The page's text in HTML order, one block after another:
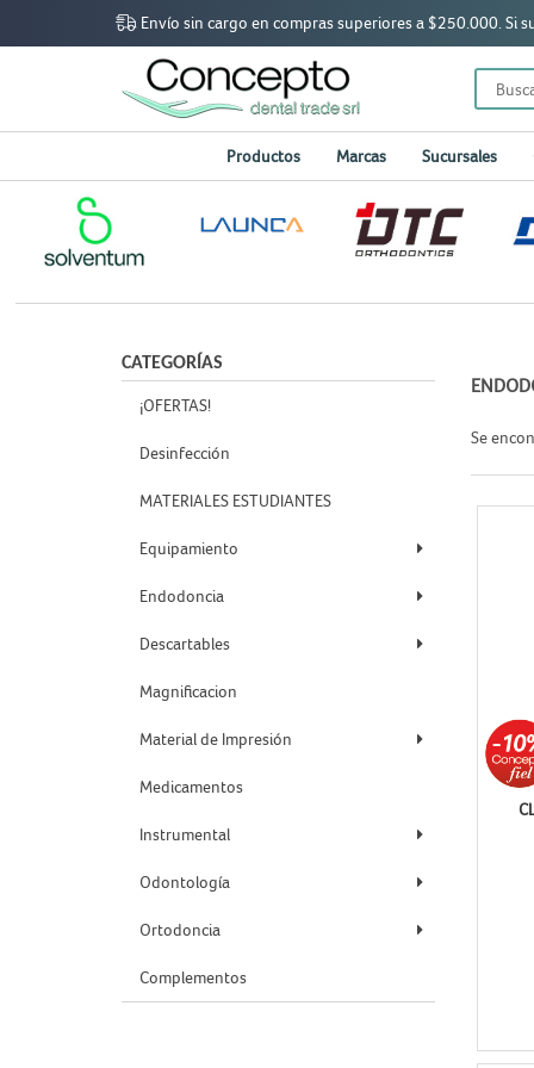
Envío sin cargo en compras superiores a $250.000. Si
Productos Marcas Sucursales
CATEGORÍAS
¡OFERTAS!
Desinfección
MATERIALES ESTUDIANTES
Equipamiento
Endodoncia
Descartables
Magnificacion
Material de Impresión
Medicamentos
Instrumental
Odontología
Ortodoncia
Complementos
Se